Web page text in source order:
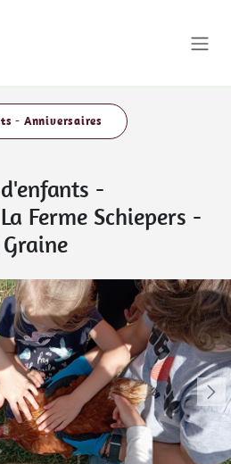
- Anniversaires
-
La Ferme Schiepers -